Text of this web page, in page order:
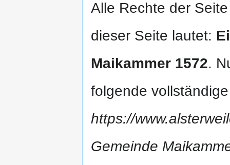
Alle Rechte der
dieser Seite lautet:
Maikammer 1572.
folgende
https://
Gemeinde